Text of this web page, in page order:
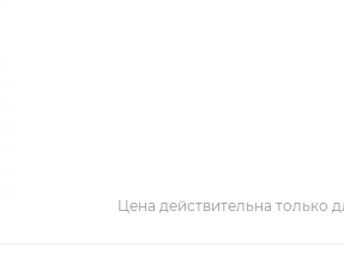
Цена действительна только